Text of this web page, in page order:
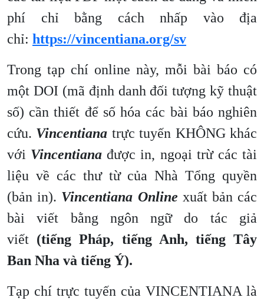
phí chỉ bằng cách nhấp vào địa
chỉ: https://vincentiana.org/sv
Trong tạp chí online này, mỗi bài báo có
một DOI (mã định danh đối tượng kỹ thuật
số) cần thiết để số hóa các bài báo nghiên
cứu. Vincentiana trực tuyến KHÔNG khác
với Vincentianađược in, ngoại trừ các tài
liệu về các thư từ của Nhà Tổng quyền
(bản in). Vincentiana Online xuất bản các
bài viết bằng ngôn ngữ do tác giả
viết (tiếng Pháp, tiếng Anh, tiếng Tây
Ban Nha và tiếng Ý).
Tạp chí trực tuyến của VINCENTIANA là